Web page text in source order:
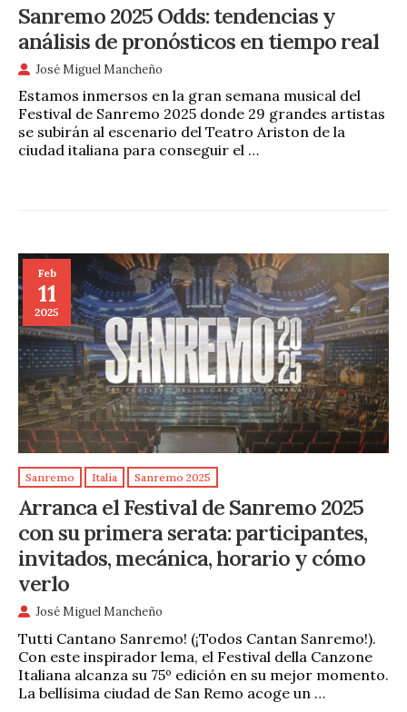
Sanremo 2025 Odds: tendencias y
análisis de pronósticos en tiempo real
José Miguel Mancheño
Estamos inmersos en la gran semana musical del
Festival de Sanremo 2025 donde 29 grandes artistas
se subirán al escenario del Teatro Ariston de la
ciudad italiana para conseguir el …
Feb
11
2025
Sanremo Italia Sanremo 2025
Arranca el Festival de Sanremo 2025
con su primera serata: participantes,
invitados, mecánica, horario y cómo
verlo
José Miguel Mancheño
Tutti Cantano Sanremo! (¡Todos Cantan Sanremo!).
Con este inspirador lema, el Festival della Canzone
Italiana alcanza su 75º edición en su mejor momento.
La bellísima ciudad de San Remo acoge un …